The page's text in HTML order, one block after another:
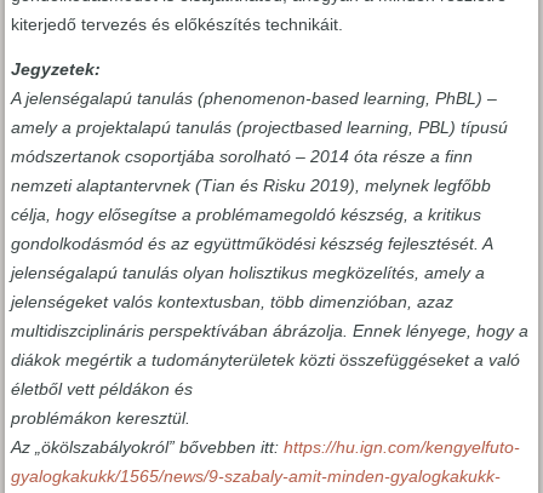
kiterjedő tervezés és előkészítés technikáit.
Jegyzetek:
A jelenségalapú tanulás (phenomenon-based learning, PhBL) –
amely a projektalapú tanulás (projectbased learning, PBL) típusú
módszertanok csoportjába sorolható – 2014 óta része a finn
nemzeti alaptantervnek (Tian és Risku 2019), melynek legfőbb
célja, hogy elősegítse a problémamegoldó készség, a kritikus
gondolkodásmód és az együttműködési készség fejlesztését. A
jelenségalapú tanulás olyan holisztikus megközelítés, amely a
jelenségeket valós kontextusban, több dimenzióban, azaz
multidiszciplináris perspektívában ábrázolja. Ennek lényege, hogy a
diákok megértik a tudományterületek közti összefüggéseket a való
életből vett példákon és
problémákon keresztül.
Az „ökölszabályokról” bővebben itt:https://hu.ign.com/kengyelfuto-
gyalogkakukk/1565/news/9-szabaly-amit-minden-gyalogkakukk-